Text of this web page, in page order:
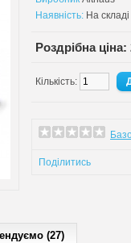
Наявність: На складі
Роздрібна ціна:
Кількість:
Поділитись
(27)